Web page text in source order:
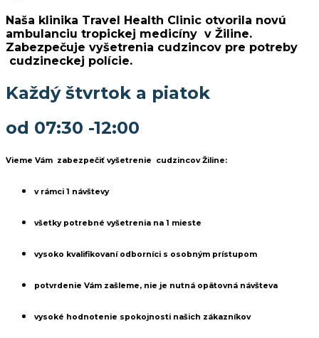
Naša klinika Travel Health Clinic otvorila novú
ambulanciu tropickej medicíny v Žiline.
Zabezpečuje vyšetrenia cudzincov pre potreby
cudzineckej polície.
Každý štvrtok a piatok
od 07:30 -12:00
Vieme Vám zabezpečiť vyšetrenie cudzincov Žiline:
v rámci 1 návštevy
všetky potrebné vyšetrenia na 1 mieste
vysoko kvalifikovaní odborníci s osobným prístupom
potvrdenie Vám zašleme, nie je nutná opätovná návšteva
vysoké hodnotenie spokojnosti našich zákazníkov